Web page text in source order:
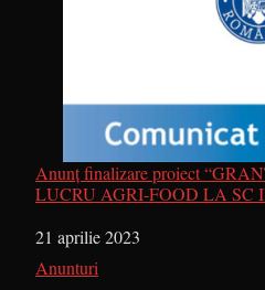
Anunț finalizare proiect
LUCRU AGRI-FOOD LA SC
Dată
21 aprilie 2023
În legătură cu
Anunturi